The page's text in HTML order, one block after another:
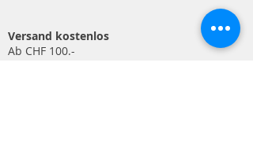
Versand kostenlos
Ab CHF 100.-